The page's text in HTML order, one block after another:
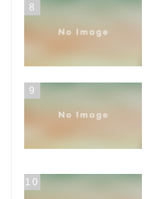
8
9
10